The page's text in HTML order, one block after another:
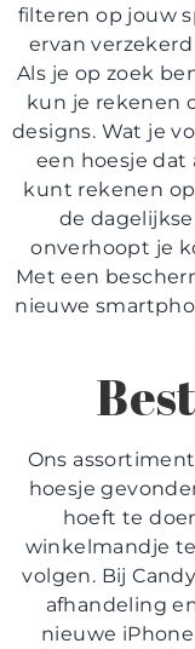
filteren op jouw
ervan
Als je op zoek
kun je rekenen
designs. Wat je
een hoesje dat
kunt rekenen
de
onverhoopt je
Met een
nieuwe
Ons
hoesje
hoeft te
winkelmandje
volgen. Bij
afhandeling
nieuwe